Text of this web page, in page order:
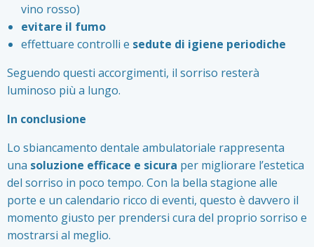
vino rosso)
evitare il fumo
effettuare controlli e sedute di igiene periodiche
Seguendo questi accorgimenti, il sorriso resterà
luminoso più a lungo.
In conclusione
Lo sbiancamento dentale ambulatoriale rappresenta
una soluzione efficace e sicura per migliorare l’estetica
del sorriso in poco tempo. Con la bella stagione alle
porte e un calendario ricco di eventi, questo è davvero il
momento giusto per prendersi cura del proprio sorriso e
mostrarsi al meglio.